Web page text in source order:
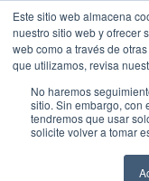
Este sitio web almacena
nuestro sitio web y ofrecer
web como a través de
que utilizamos, revisa
No haremos
sitio. Sin embargo, con
tendremos que usar
solicite volver a tomar
MERCEDES